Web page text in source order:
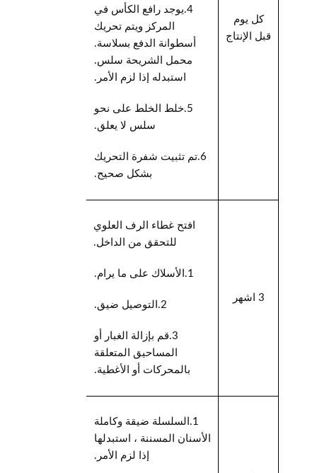
كل يوم
قبل الإنتاج
4. يوجد رافع الكأس في
المركز ويتم تحريك
أسطوانة الدفع بسلاسة.
محمل الشريحة سلس.
استبدله إذا لزم الأمر.
5. خلط الخلط على نحو
سلس لا يعلق.
6. تم تثبيت شفرة التحريك
بشكل صحيح.
3 اشهر
افتح غطاء الرف العلوي
للتحقق من الداخل.
1. الأسلاك على ما يرام.
2. التوصيل ضيق.
3. قم بإزالة الغبار أو
المساحيق المتعلقة
بالمحركات أو الأغطية.
1.
السلسلة ضيقة وكاملة
الأسنان المسننة ، استبدلها
إذا لزم الأمر.